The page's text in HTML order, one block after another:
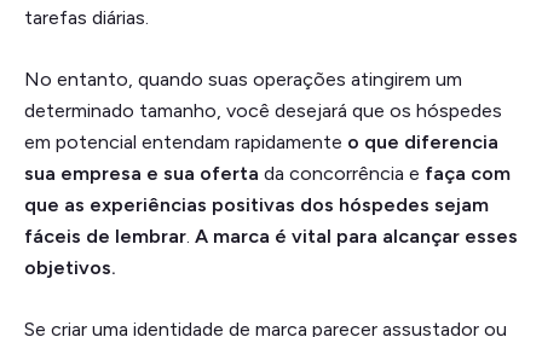
tarefas diárias.
No entanto, quando suas operações atingirem um
determinado tamanho, você desejará que os hóspedes
em potencial entendam rapidamente o que diferencia
sua empresa e sua oferta da concorrência e faça com
que as experiências positivas dos hóspedes sejam
fáceis de lembrar. A marca é vital para alcançar esses
objetivos.
Se criar uma identidade de marca parecer assustador ou